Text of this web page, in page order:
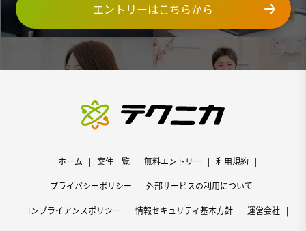
エントリーはこちらから
ホーム 案件一覧 無料エントリー 利用規約
プライバシーポリシー 外部サービスの利用について
コンプライアンスポリシー 情報セキュリティ基本方針 運営会社